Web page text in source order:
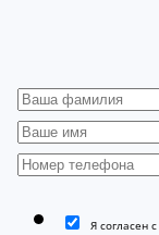
Я согласен с